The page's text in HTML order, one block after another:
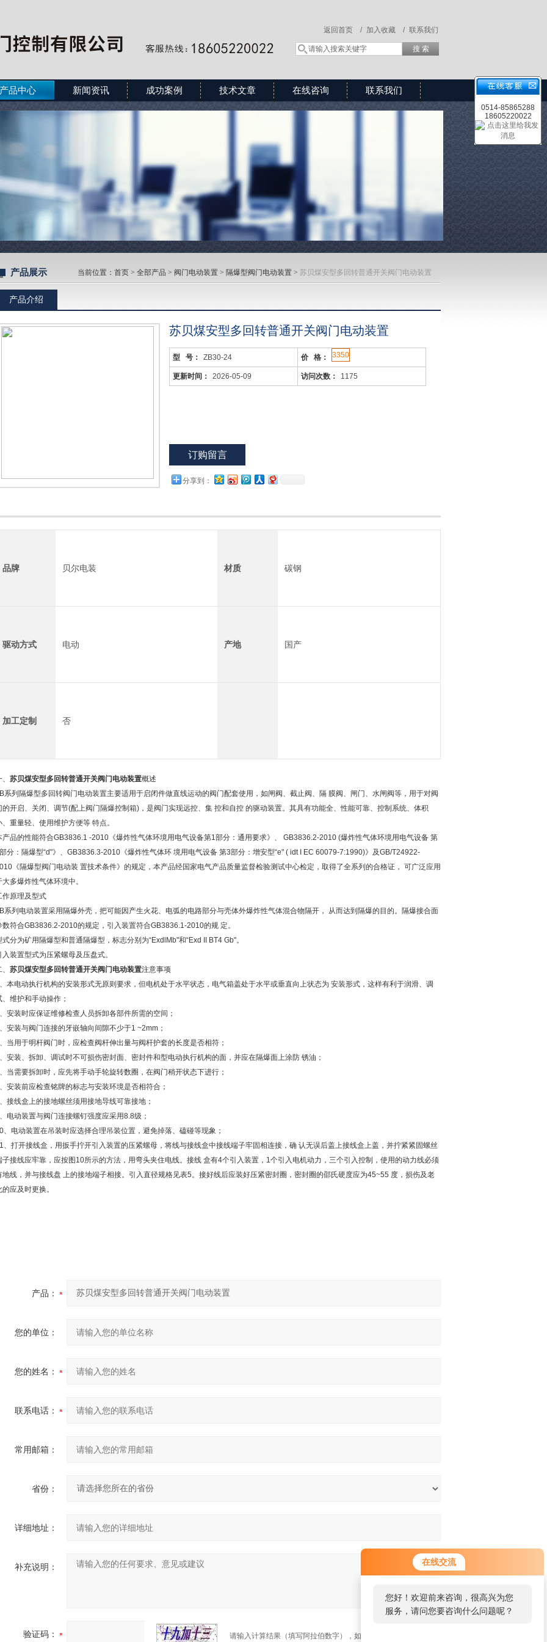
在线交流
您好！欢迎前来咨询，很高兴为您
服务，请问您要咨询什么问题呢？
联系我们
加入收藏 /
返回首页 /
品中心 新闻资讯 成功案例 技术文章 在线咨询 联系我们
产品展示 当前位置： 首页 > 全部产品 > 阀门电动装置 > 隔爆型阀门电动装置 > 苏贝煤安型多回转普通开关阀门电动装置
产品介绍
苏贝煤安型多回转普通开关阀门电动装置
型 号： ZB30-24 价 格： 3350
更新时间： 2026-05-09 访问次数： 1175
订购留言
分享到：
品牌 贝尔电装 材质 碳钢
驱动方式 电动 产地 国产
加工定制 否
苏贝煤安型多回转普通开关阀门电动装置概述
系列隔爆型多回转阀门电动装置主要适用于启闭件做直线运动的阀门配套使用，如闸阀、截止阀、隔 膜阀、闸门、水闸阀等，用于对阀
的开启、关闭、调节(配上阀门隔爆控制箱)，是阀门实现远控、集 控和自控 的驱动装置。其具有功能全、性能可靠、控制系统、体积
、重量轻、使用维护方便等 特点。
产品的性能符合GB3836.1 -2010《爆炸性气体环境用电气设备第1部分：通用要求》、 GB3836.2-2010 (爆炸性气体环境用电气设备 第
分：隔爆型“d"》、GB3836.3-2010《爆炸性气体环 境用电气设备 第3部分：增安型“e" ( idt I EC 60079-7:1990)》及GB/T24922-
《隔爆型阀门电动装 置技术条件》的规定，本产品经国家电气产品质量监督检验测试中心检定，取得了全系列的合格证， 可广泛应用
大多爆炸性气体环境中。
作原理及型式
系列电动装置采用隔爆外壳，把可能因产生火花、电弧的电路部分与壳体外爆炸性气体混合物隔开， 从而达到隔爆的目的。隔爆接合面
数符合GB3836.2-2010的规定，引入装置符合GB3836.1-2010的规 定。
式分为矿用隔爆型和普通隔爆型，标志分别为“ExdlMb"和“Exd II BT4 Gb"。
入装置型式为压紧螺母及压盘式。
苏贝煤安型多回转普通开关阀门电动装置注意事项
本电动执行机构的安装形式无原则要求，但电机处于水平状态，电气箱盖处于水平或垂直向上状态为 安装形式，这样有利于润滑、调
、维护和手动操作；
安装时应保证维修检查人员拆卸各部件所需的空间；
安装与阀门连接的牙嵌轴向间隙不少于1 ~2mm；
当用于明杆阀门时，应检查阀杆伸出量与阀杆护套的长度是否相符；
安装、拆卸、调试时不可损伤密封面、密封件和型电动执行机构的面，并应在隔爆面上涂防 锈油；
当需要拆卸时，应先将手动手轮旋转数圈，在阀门稍开状态下进行；
安装前应检查铭牌的标志与安装环境是否相符合；
接线盒上的接地螺丝须用接地导线可靠接地；
电动装置与阀门连接螺钉强度应采用8.8级；
、电动装置在吊装时应选择合理吊装位置，避免掉落、磕碰等现象；
、打开接线盒，用扳手拧开引入装置的压紧螺母，将线与接线盒中接线端子牢固相连接，确 认无误后盖上接线盒上盖，并拧紧紧固螺丝
子接线应牢靠，应按图10所示的方法，用弯头夹住电线。接线 盒有4个引入装置，1个引入电机动力，三个引入控制，使用的动力线必须
地线，并与接线盘 上的接地端子相接。引入直径规格见表5。接好线后应装好压紧密封圈，密封圈的邵氏硬度应为45~55 度，损伤及老
的应及时更换。
产品：
您的单位：
您的姓名：
联系电话：
常用邮箱：
省份：
详细地址：
补充说明：
验证码： 请输入计算结果（填写阿拉伯数字），如：三加四=7
0514-85865288
18605220022